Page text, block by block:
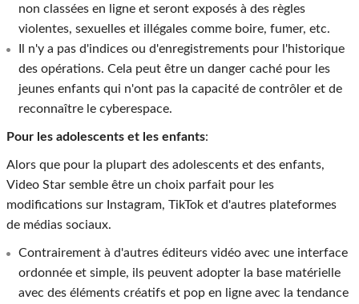
non classées en ligne et seront exposés à des règles
violentes, sexuelles et illégales comme boire, fumer, etc.
Il n'y a pas d'indices ou d'enregistrements pour l'historique
des opérations. Cela peut être un danger caché pour les
jeunes enfants qui n'ont pas la capacité de contrôler et de
reconnaître le cyberespace.
Pour les adolescents et les enfants:
Alors que pour la plupart des adolescents et des enfants,
Video Star semble être un choix parfait pour les
modifications sur Instagram, TikTok et d'autres plateformes
de médias sociaux.
Contrairement à d'autres éditeurs vidéo avec une interface
ordonnée et simple, ils peuvent adopter la base matérielle
avec des éléments créatifs et pop en ligne avec la tendance